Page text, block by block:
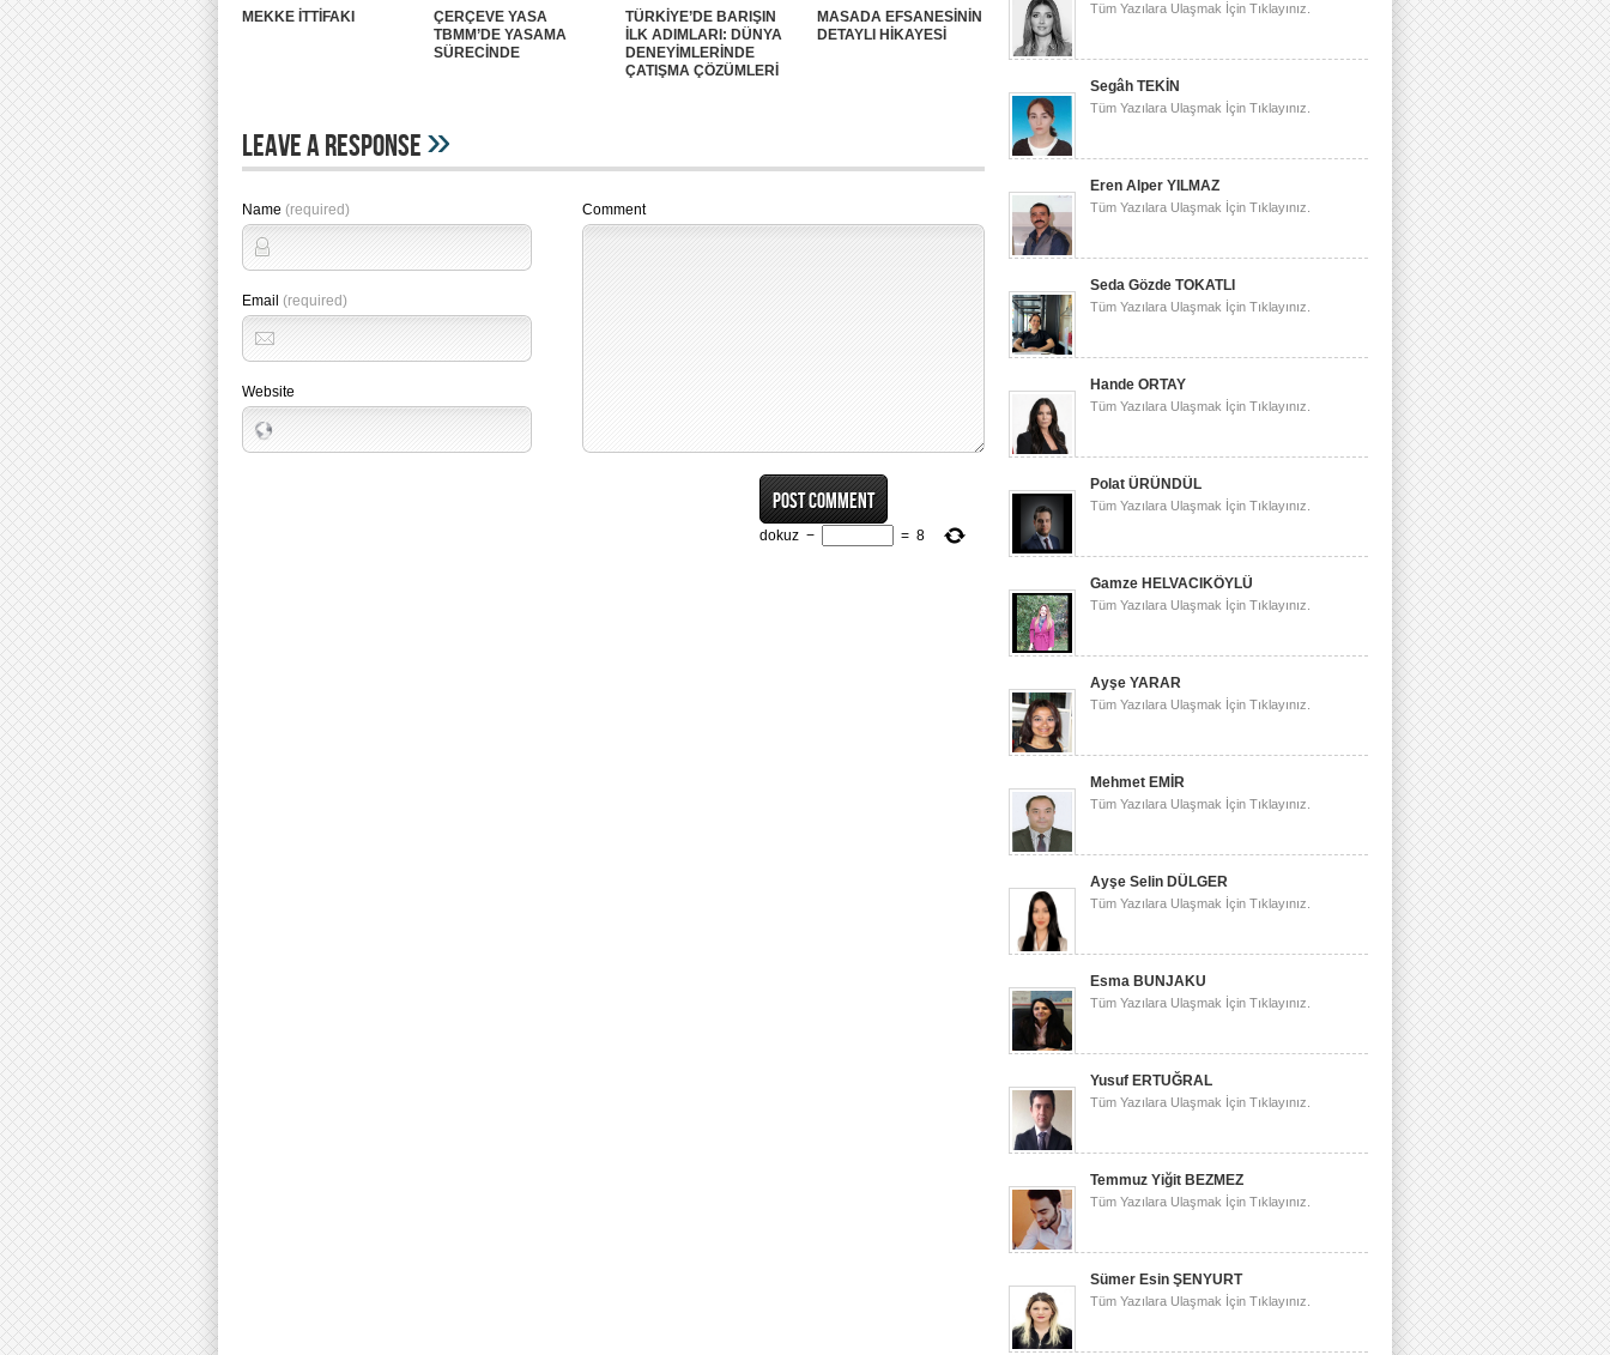
MEKKE İTTİFAKI
ÇERÇEVE YASA
TBMM’DE YASAMA
SÜRECİNDE
TÜRKİYE’DE BARIŞIN
İLK ADIMLARI: DÜNYA
DENEYİMLERİNDE
ÇATIŞMA ÇÖZÜMLERİ
MASADA EFSANESİNİN
DETAYLI HİKAYESİ
Leave A Response»
Name (required)
Email (required)
Website
Comment
dokuz − = 8
Tüm Yazılara Ulaşmak İçin Tıklayınız.
Segâh TEKİN
Tüm Yazılara Ulaşmak İçin Tıklayınız.
Eren Alper YILMAZ
Tüm Yazılara Ulaşmak İçin Tıklayınız.
Seda Gözde TOKATLI
Tüm Yazılara Ulaşmak İçin Tıklayınız.
Hande ORTAY
Tüm Yazılara Ulaşmak İçin Tıklayınız.
Polat ÜRÜNDÜL
Tüm Yazılara Ulaşmak İçin Tıklayınız.
Gamze HELVACIKÖYLÜ
Tüm Yazılara Ulaşmak İçin Tıklayınız.
Ayşe YARAR
Tüm Yazılara Ulaşmak İçin Tıklayınız.
Mehmet EMİR
Tüm Yazılara Ulaşmak İçin Tıklayınız.
Ayşe Selin DÜLGER
Tüm Yazılara Ulaşmak İçin Tıklayınız.
Esma BUNJAKU
Tüm Yazılara Ulaşmak İçin Tıklayınız.
Yusuf ERTUĞRAL
Tüm Yazılara Ulaşmak İçin Tıklayınız.
Temmuz Yiğit BEZMEZ
Tüm Yazılara Ulaşmak İçin Tıklayınız.
Sümer Esin ŞENYURT
Tüm Yazılara Ulaşmak İçin Tıklayınız.